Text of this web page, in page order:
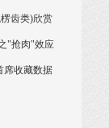
齿类)欣赏
"抢肉"效应
席收藏数据